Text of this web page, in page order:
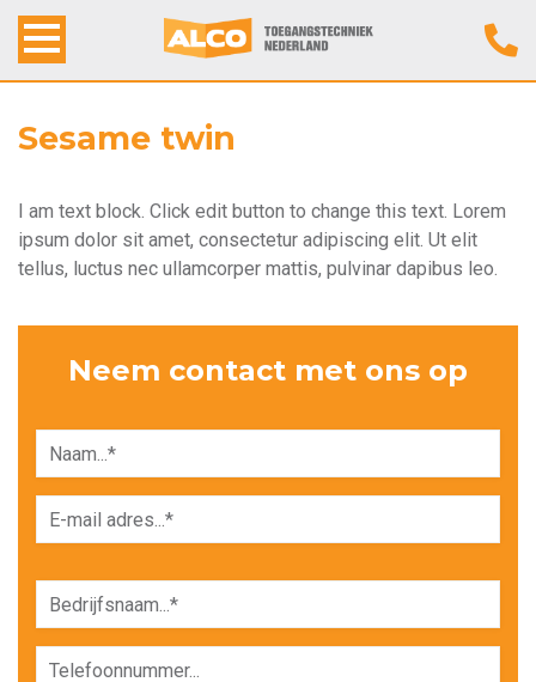
Producten
Contact
Sesame twin
I am text block. Click edit button to change this text. Lorem
ipsum dolor sit amet, consectetur adipiscing elit. Ut elit
tellus, luctus nec ullamcorper mattis, pulvinar dapibus leo.
Neem contact met ons op